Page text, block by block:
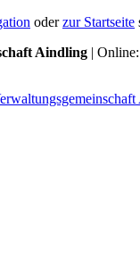
oderzur Startseite
Aindling |